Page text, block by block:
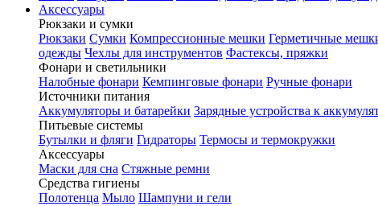
Аксессуары
Рюкзаки и сумки
Рюкзаки Сумки Компрессионные мешки Герметичные
одежды Чехлы для инструментов Фастексы, пряжки
Фонари и светильники
Налобные фонари Кемпинговые фонари Ручные фонари
Источники питания
Аккумуляторы и батарейки Зарядные устройства к
Питьевые системы
Бутылки и фляги Гидраторы Термосы и термокружки
Аксессуары
Маски для сна Стяжные ремни
Средства гигиены
Полотенца Мыло Шампуни и гели